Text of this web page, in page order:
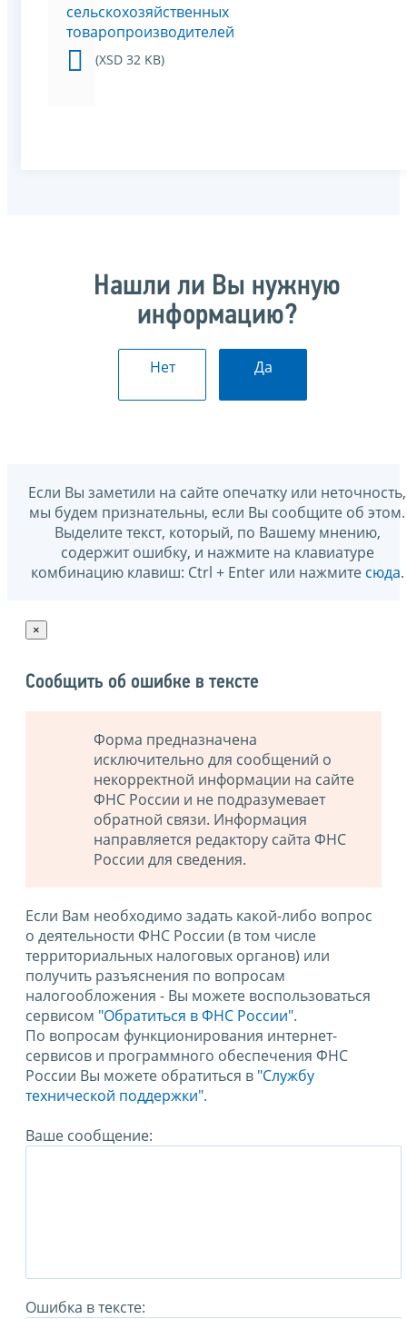
сельскохозяйственных
товаропроизводителей
(XSD 32 KB)
Нашли ли Вы нужную
информацию?
Нет Да
Если Вы заметили на сайте опечатку или неточность,
мы будем признательны, если Вы сообщите об этом.
Выделите текст, который, по Вашему мнению,
содержит ошибку, и нажмите на клавиатуре
комбинацию клавиш: Ctrl + Enter или нажмите сюда.
×
Сообщить об ошибке в тексте
Форма предназначена
исключительно для сообщений о
некорректной информации на сайте
ФНС России и не подразумевает
обратной связи. Информация
направляется редактору сайта ФНС
России для сведения.
Если Вам необходимо задать какой-либо вопрос
о деятельности ФНС России (в том числе
территориальных налоговых органов) или
получить разъяснения по вопросам
налогообложения - Вы можете воспользоваться
сервисом "Обратиться в ФНС России".
По вопросам функционирования интернет-
сервисов и программного обеспечения ФНС
России Вы можете обратиться в "Службу
технической поддержки".
Ваше сообщение:
Ошибка в тексте: